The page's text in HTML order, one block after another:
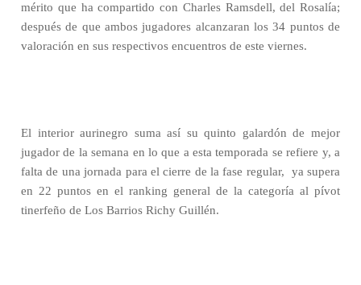
mérito que ha compartido con Charles Ramsdell, del Rosalía;
después de que ambos jugadores alcanzaran los 34 puntos de
valoración en sus respectivos encuentros de este viernes.
El interior aurinegro suma así su quinto galardón de mejor
jugador de la semana en lo que a esta temporada se refiere y, a
falta de una jornada para el cierre de la fase regular,
ya supera
en 22 puntos en el ranking general de la categoría al pívot
tinerfeño de Los Barrios Richy Guillén.